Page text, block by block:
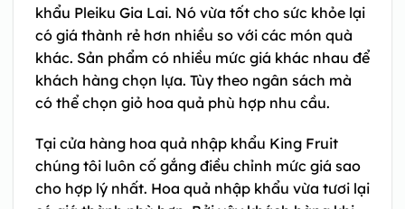
khẩu Pleiku Gia Lai. Nó vừa tốt cho sức khỏe lại
có giá thành rẻ hơn nhiều so với các món quà
khác. Sản phẩm có nhiều mức giá khác nhau để
khách hàng chọn lựa. Tùy theo ngân sách mà
có thể chọn giỏ hoa quả phù hợp nhu cầu.
Tại cửa hàng hoa quả nhập khẩu King Fruit
chúng tôi luôn cố gắng điều chỉnh mức giá sao
cho hợp lý nhất. Hoa quả nhập khẩu vừa tươi lại